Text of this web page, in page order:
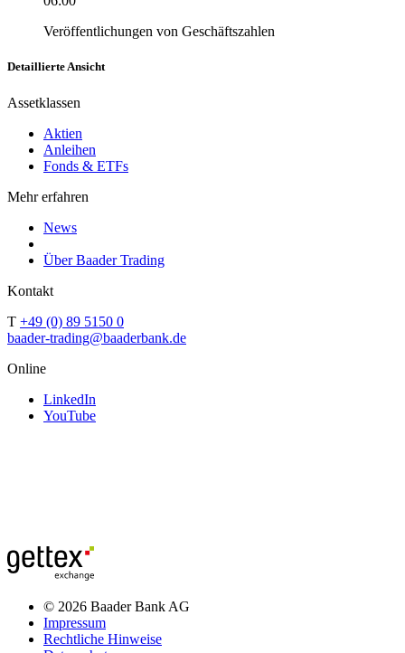
Veröffentlichungen von Geschäftszahlen
Detaillierte Ansicht
Assetklassen
Aktien
Anleihen
Fonds & ETFs
Mehr erfahren
News
Über Baader Trading
Kontakt
T +49 (0) 89 5150 0
baader-trading@baaderbank.de
Online
LinkedIn
YouTube
© 2026 Baader Bank AG
Impressum
Rechtliche Hinweise